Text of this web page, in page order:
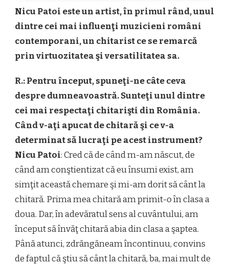
Nicu Patoi este un artist, în primul rând, unul
dintre cei mai influenţi muzicieni români
contemporani, un chitarist ce se remarcă
prin virtuozitatea şi versatilitatea sa.
R.: Pentru început, spuneţi-ne câte ceva
despre dumneavoastră. Sunteţi unul dintre
cei mai respectaţi chitarişti din România.
Când v-aţi apucat de chitară şi ce v-a
determinat să lucraţi pe acest instrument?
Nicu Patoi: Cred că de când m-am născut, de
când am conştientizat că eu însumi exist, am
simţit această chemare şi mi-am dorit să cânt la
chitară. Prima mea chitară am primit-o în clasa a
doua. Dar, în adevăratul sens al cuvântului, am
început să învăţ chitară abia din clasa a şaptea.
Până atunci, zdrăngăneam încontinuu, convins
de faptul că ştiu să cânt la chitară, ba, mai mult de